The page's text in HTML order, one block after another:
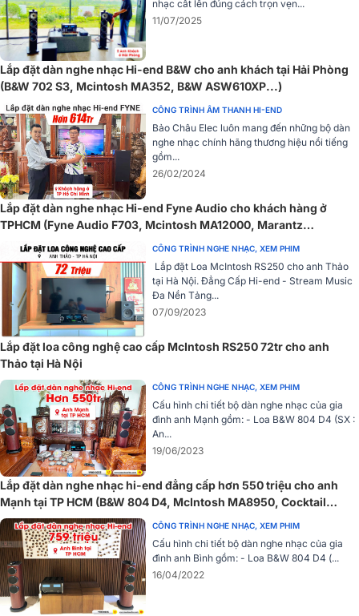
bóng bán dẫn đầu ra dòng điện cao cấp tiên tiến làm mát
phần khuếch đại trạng thái rắn một cách hiệu quả.
Hệ thống quản lý nguồn sẽ tắt toàn bộ thiết bị sau một
khoảng thời gian nhất định khi không phát hiện thấy tín hiệu
đầu vào nào.
➣➣➣ THAM KHẢO:
Top mẫu Amply Mcintosh Mỹ bán chạy nhất
2026
Đánh giá chất lượng Mono Power McIntosh MC901
Thiết kế độc quyền của McIntosh
Cũng như bao sản phẩm McIntosh khác, MC901 được sản xuất thủ
công tại Binghamton, New York, USA và được trang bị mặt kính đen
sang trọng cùng đồng hồ xanh huyền bí, là điểm nhấn nổi bật cho
không gian nội thất gia đình.
nhạc cất lên đúng cách trọn vẹn...
11/07/2025
Lắp đặt dàn nghe nhạc Hi-end B&W cho anh khách tại Hải Phòng
(B&W 702 S3, Mcintosh MA352, B&W ASW610XP...)
CÔNG TRÌNH ÂM THANH HI-END
Bảo Châu Elec luôn mang đến những bộ dàn
nghe nhạc chính hãng thương hiệu nổi tiếng
gồm...
26/02/2024
Lắp đặt dàn nghe nhạc Hi-end Fyne Audio cho khách hàng ở
TPHCM (Fyne Audio F703, Mcintosh MA12000, Marantz
ND8006,...)
CÔNG TRÌNH NGHE NHẠC, XEM PHIM
Lắp đặt Loa McIntosh RS250 cho anh Thảo
tại Hà Nội. Đẳng Cấp Hi-end - Stream Music
Đa Nền Tảng...
07/09/2023
Lắp đặt loa công nghệ cao cấp McIntosh RS250 72tr cho anh
Thảo tại Hà Nội
CÔNG TRÌNH NGHE NHẠC, XEM PHIM
Cấu hình chi tiết bộ dàn nghe nhạc của gia
đình anh Mạnh gồm: - Loa B&W 804 D4 (SX :
An...
19/06/2023
Lắp đặt dàn nghe nhạc hi-end đẳng cấp hơn 550 triệu cho anh
Mạnh tại TP HCM (B&W 804 D4, McIntosh MA8950, Cocktail
Audio X45)
CÔNG TRÌNH NGHE NHẠC, XEM PHIM
Cấu hình chi tiết bộ dàn nghe nhạc của gia
đình anh Bình gồm: - Loa B&W 804 D4 (...
16/04/2022